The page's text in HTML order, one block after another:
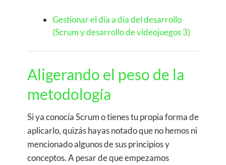
Gestionar el día a día del desarrollo
(Scrum y desarrollo de videojuegos 3)
Aligerando el peso de la
metodología
Si ya conocía Scrum o tienes tu propia forma de
aplicarlo, quizás hayas notado que no hemos ni
mencionado algunos de sus principios y
conceptos. A pesar de que empezamos